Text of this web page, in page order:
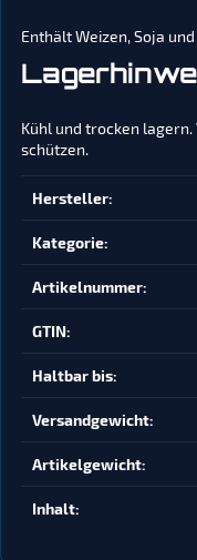
Enthält Weizen, Soja und
Kühl und trocken
schützen.
Produkteigenschaft
Wert
Hersteller:
Kategorie:
Artikelnummer:
GTIN:
Haltbar bis:
Versandgewicht‍:
Artikelgewicht‍:
Inhalt‍: